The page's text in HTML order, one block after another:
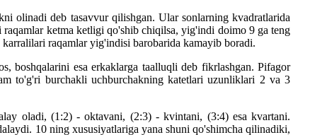
olinadi deb tasavvur qilishgan. Ular sonlarning kvadratlarida
ketma ketligi qo'shib chiqilsa, yig'indi doimo 9 ga teng
raqamlar yig'indisi barobarida kamayib boradi.
boshqalarini esa erkaklarga taalluqli deb fikrlashgan. Pifagor
to'g'ri burchakli uchburchakning katetlari uzunliklari 2 va 3
oladi, (1:2) - oktavani, (2:3) - kvintani, (3:4) esa kvartani.
10 ning xususiyatlariga yana shuni qo'shimcha qilinadiki,